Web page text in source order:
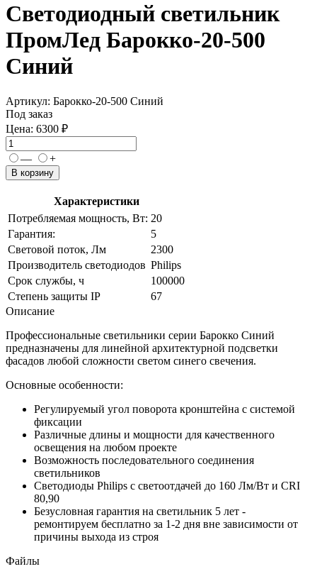
Светодиодный светильник
ПромЛед Барокко-20-500
Синий
Артикул: Барокко-20-500 Синий
Под заказ
Цена: 6300 ₽
— +
В корзину
Характеристики
Потребляемая мощность, Вт: 20
Гарантия:
5
Световой поток, Лм
2300
Производитель светодиодов Philips
Срок службы, ч
100000
Степень защиты IP
67
Описание
Профессиональные светильники серии Барокко Синий
предназначены для линейной архитектурной подсветки
фасадов любой сложности светом синего свечения.
Основные особенности:
Регулируемый угол поворота кронштейна с системой
фиксации
Различные длины и мощности для качественного
освещения на любом проекте
Возможность последовательного соединения
светильников
Светодиоды Philips с светоотдачей до 160 Лм/Вт и CRI
80,90
Безусловная гарантия на светильник 5 лет -
ремонтируем бесплатно за 1-2 дня вне зависимости от
причины выхода из строя
Файлы